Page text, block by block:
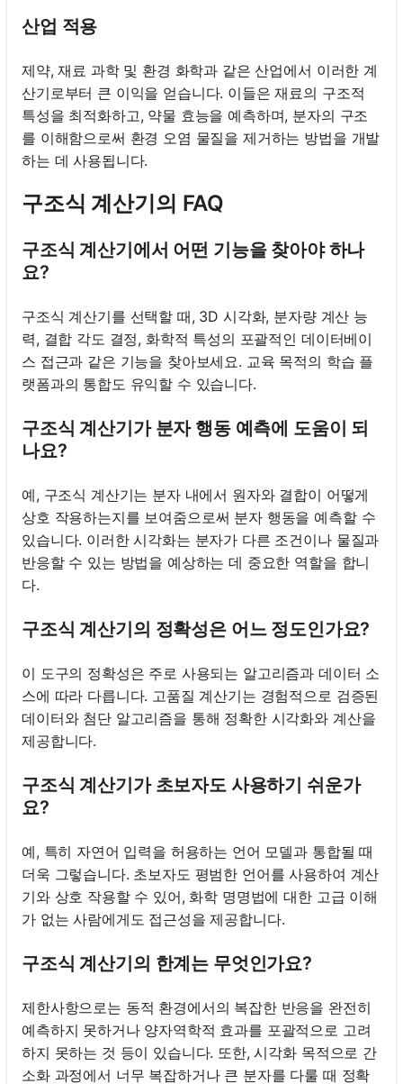
산업 적용
제약, 재료 과학 및 환경 화학과 같은 산업에서 이러한 계
산기로부터 큰 이익을 얻습니다. 이들은 재료의 구조적
특성을 최적화하고, 약물 효능을 예측하며, 분자의 구조
를 이해함으로써 환경 오염 물질을 제거하는 방법을 개발
하는 데 사용됩니다.
구조식 계산기의 FAQ
구조식 계산기에서 어떤 기능을 찾아야 하나
요?
구조식 계산기를 선택할 때, 3D 시각화, 분자량 계산 능
력, 결합 각도 결정, 화학적 특성의 포괄적인 데이터베이
스 접근과 같은 기능을 찾아보세요. 교육 목적의 학습 플
랫폼과의 통합도 유익할 수 있습니다.
구조식 계산기가 분자 행동 예측에 도움이 되
나요?
예, 구조식 계산기는 분자 내에서 원자와 결합이 어떻게
상호 작용하는지를 보여줌으로써 분자 행동을 예측할 수
있습니다. 이러한 시각화는 분자가 다른 조건이나 물질과
반응할 수 있는 방법을 예상하는 데 중요한 역할을 합니
다.
구조식 계산기의 정확성은 어느 정도인가요?
이 도구의 정확성은 주로 사용되는 알고리즘과 데이터 소
스에 따라 다릅니다. 고품질 계산기는 경험적으로 검증된
데이터와 첨단 알고리즘을 통해 정확한 시각화와 계산을
제공합니다.
구조식 계산기가 초보자도 사용하기 쉬운가
요?
예, 특히 자연어 입력을 허용하는 언어 모델과 통합될 때
더욱 그렇습니다. 초보자도 평범한 언어를 사용하여 계산
기와 상호 작용할 수 있어, 화학 명명법에 대한 고급 이해
가 없는 사람에게도 접근성을 제공합니다.
구조식 계산기의 한계는 무엇인가요?
제한사항으로는 동적 환경에서의 복잡한 반응을 완전히
예측하지 못하거나 양자역학적 효과를 포괄적으로 고려
하지 못하는 것 등이 있습니다. 또한, 시각화 목적으로 간
소화 과정에서 너무 복잡하거나 큰 분자를 다룰 때 정확